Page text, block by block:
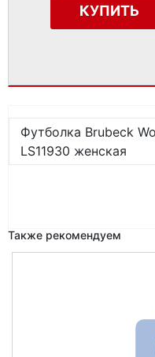
КУПИТЬ
Футболка Brubeck
LS11930 женская
Также рекомендуем